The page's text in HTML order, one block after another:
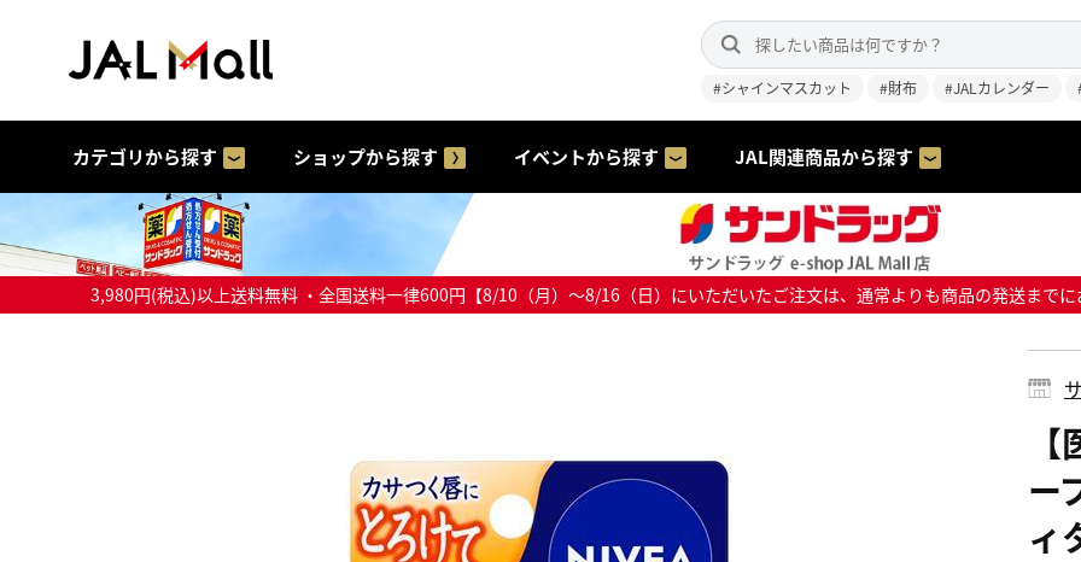
#シャインマスカット #財布 #JALカレンダー
カテゴリから探す ショップから探す イベントから探す JAL関連商品から探す
3,980円(税込)以上送料無料 ・全国送料一律600円【8/10（月）～8/16（日）にいただいたご注文は、通常よりも商品の発送まで
ー
ィ